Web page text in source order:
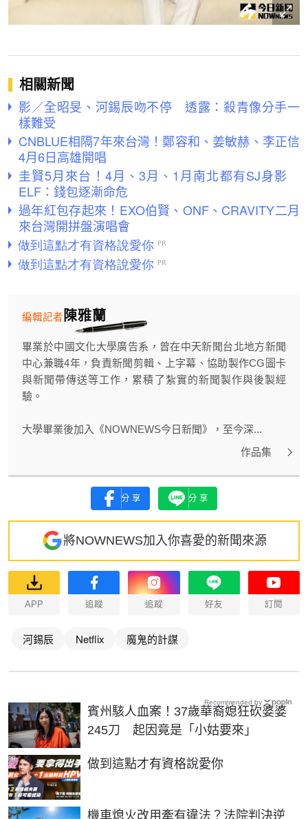
相關新聞
影／全昭旻、河錫辰吻不停 透露：殺青像分手一
樣難受
CNBLUE相隔7年來台灣！鄭容和、姜敏赫、李正信
4月6日高雄開唱
圭賢5月來台！4月、3月、1月南北都有SJ身影
ELF：錢包逐漸命危
過年紅包存起來！EXO伯賢、ONF、CRAVITY二月
來台灣開拼盤演唱會
陳雅蘭
編輯記者
畢業於中國文化大學廣告系，曾在中天新聞台北地方新聞
中心兼職4年，負責新聞剪輯、上字幕、協助製作CG圖卡
與新聞帶傳送等工作，累積了紮實的新聞製作與後製經
驗。
大學畢業後加入《NOWNEWS今日新聞》，至今深...
作品集
分享 分享
將NOWNEWS加入你喜愛的新聞來源
APP 追蹤 追蹤 好友 訂閱
河錫辰 Netflix 魔鬼的計謀
賓州駭人血案！37歲華裔媳狂砍婆婆
245刀 起因竟是「小姑要來」
做到這點才有資格說愛你
PR
機車熄火改用牽有違法？法院判決逆
Recommended by